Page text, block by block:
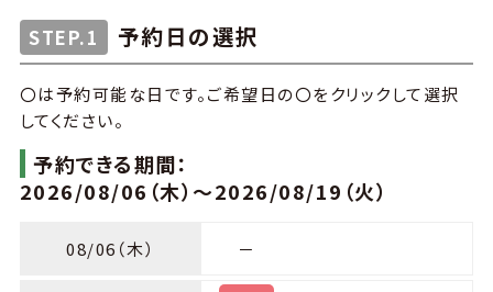
STEP.1 予約日の選択
〇は予約可能な日です。ご希望日の〇をクリックして選択
してください。
予約できる期間：
2026/08/06（木）～2026/08/19（火）
08/06 （木） －